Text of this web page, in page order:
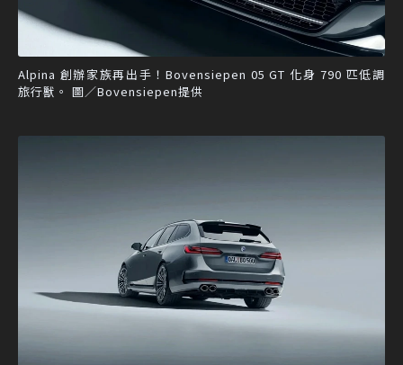
Alpina 創辦家族再出手！Bovensiepen 05 GT 化身 790 匹低調
旅行獸。 圖／Bovensiepen提供